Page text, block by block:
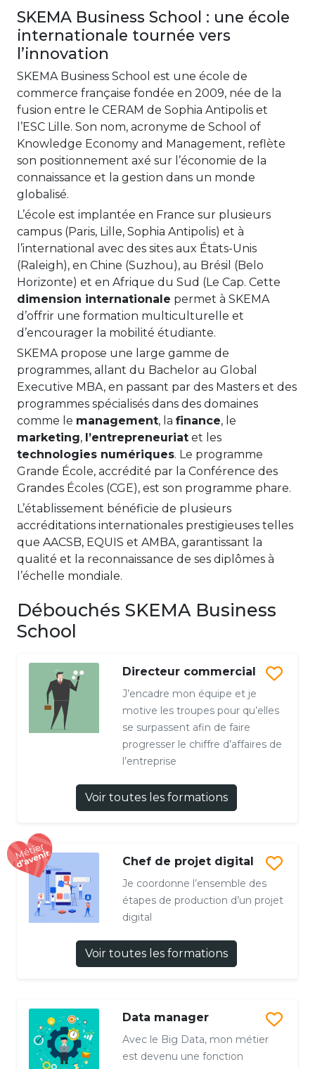
SKEMA Business School : une école
internationale tournée vers
l’innovation
SKEMA Business School est une école de
commerce française fondée en 2009, née de la
fusion entre le CERAM de Sophia Antipolis et
l’ESC Lille. Son nom, acronyme de School of
Knowledge Economy and Management, reflète
son positionnement axé sur l’économie de la
connaissance et la gestion dans un monde
globalisé.
L’école est implantée en France sur plusieurs
campus (Paris, Lille, Sophia Antipolis) et à
l’international avec des sites aux États-Unis
(Raleigh), en Chine (Suzhou), au Brésil (Belo
Horizonte) et en Afrique du Sud (Le Cap. Cette
dimension internationale permet à SKEMA
d’offrir une formation multiculturelle et
d’encourager la mobilité étudiante.
SKEMA propose une large gamme de
programmes, allant du Bachelor au Global
Executive MBA, en passant par des Masters et des
programmes spécialisés dans des domaines
comme le management, la finance, le
marketing, l’entrepreneuriat et les
technologies numériques. Le programme
Grande École, accrédité par la Conférence des
Grandes Écoles (CGE), est son programme phare.
L’établissement bénéficie de plusieurs
accréditations internationales prestigieuses telles
que AACSB, EQUIS et AMBA, garantissant la
qualité et la reconnaissance de ses diplômes à
l’échelle mondiale.
Débouchés SKEMA Business
School
Directeur commercial
J’encadre mon équipe et je
motive les troupes pour qu’elles
se surpassent afin de faire
progresser le chiffre d’affaires de
l’entreprise
Voir toutes les formations
Chef de projet digital
Je coordonne l’ensemble des
étapes de production d’un projet
digital
Voir toutes les formations
Data manager
Avec le Big Data, mon métier
est devenu une fonction